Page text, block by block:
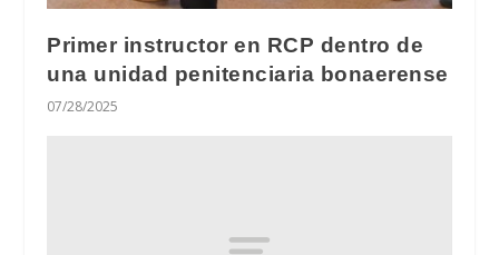
Primer instructor en RCP dentro de
una unidad penitenciaria bonaerense
07/28/2025